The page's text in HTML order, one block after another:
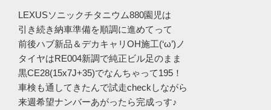
LEXUSソニックチタニウム880園児は
引き続き納車準備を順調に進めてって
前後ハブ新品＆デカキャリOH施工(‘ω’)ノ
タイヤはRE004新調で純正ビル足のまま
黒CE28(15x7J+35)でなんちゃって195！
車検も通してきたんで試走checkしながら
来週希望ナンバーあがったら完成っす♪